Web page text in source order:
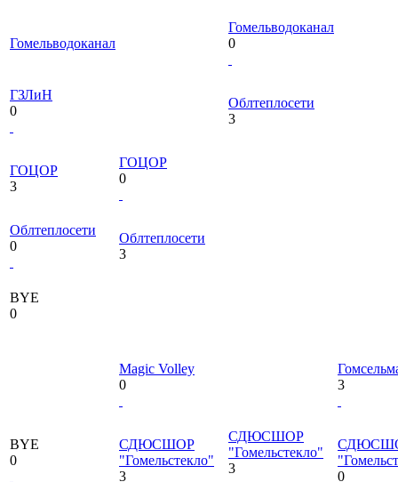
Гомельводоканал
Гомельводоканал
0
ГЗЛиН
0
Облтеплосети
3
ГОЦОР
3
ГОЦОР
0
Облтеплосети
0
Облтеплосети
3
BYE
0
Magic Volley
0
3
BYE
0
СДЮСШОР
"Гомельстекло"
3
СДЮСШОР
"Гомельстекло"
3
0